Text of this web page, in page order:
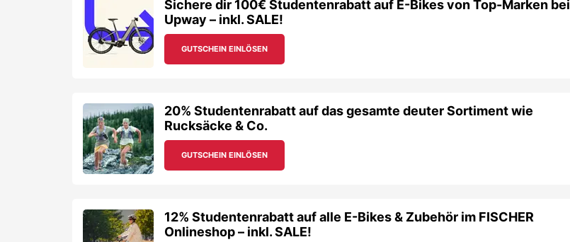
Sichere dir 100€ Studentenrabatt auf E-Bikes von Top-Marken bei
Upway – inkl. SALE!
GUTSCHEIN EINLÖSEN
20% Studentenrabatt auf das gesamte deuter Sortiment wie
Rucksäcke & Co.
GUTSCHEIN EINLÖSEN
12% Studentenrabatt auf alle E-Bikes & Zubehör im FISCHER
Onlineshop – inkl. SALE!